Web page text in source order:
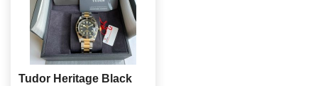
Tudor Heritage Black